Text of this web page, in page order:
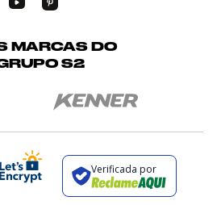
MARCAS DO
S2
Verificada por